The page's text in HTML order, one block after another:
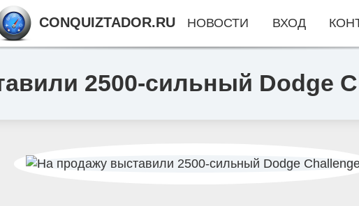
2500-сильный Dodge
CONQUIZTADOR.RU НОВОСТИ ВХОД